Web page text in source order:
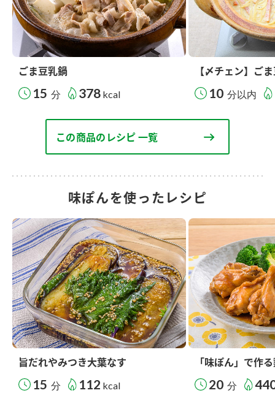
ごま豆乳鍋
15 分 378 kcal
【〆チェン】ご
10 分以内
この商品のレシピ 一覧
味ぽんを使ったレシピ
旨だれやみつき大葉なす
15 分 112 kcal
「味ぽん」で作
20 分